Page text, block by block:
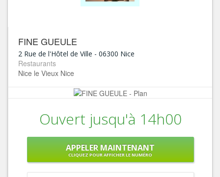
FINE GUEULE
2 Rue de l'Hôtel de Ville - 06300 Nice
Restaurants
Nice le Vieux Nice
Ouvert jusqu'à 14h00
APPELER MAINTENANT
CLIQUEZ POUR AFFICHER LE NUMÉRO